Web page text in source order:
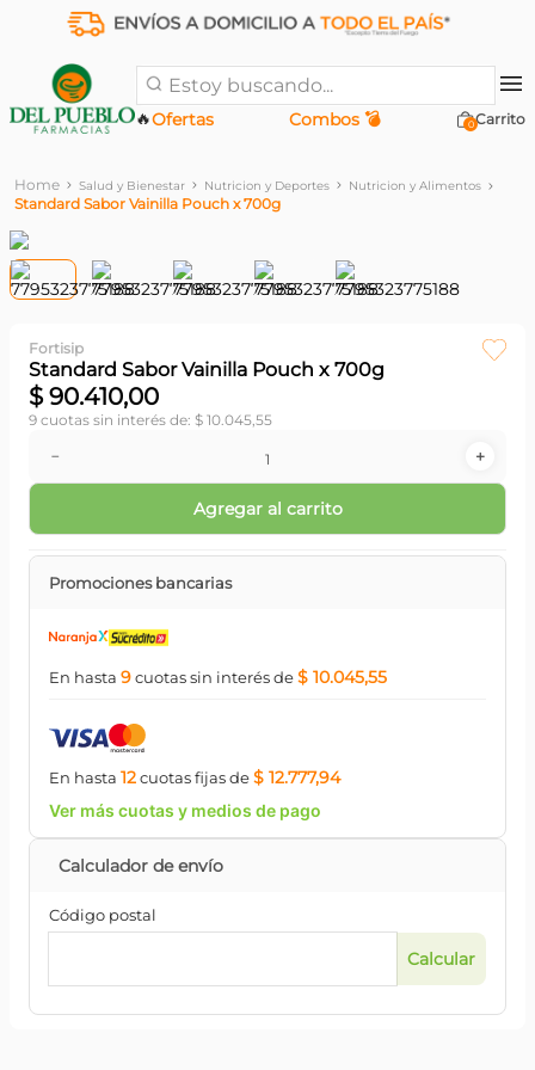
Estoy buscando...
Ofertas
🔥 Combos 💣 0
Salud y Bienestar Nutricion y Deportes Nutricion y Alimentos
Standard Sabor Vainilla Pouch x 700g
Fortisip
Standard Sabor Vainilla Pouch x 700g
$ 90.410,00
9 cuotas sin interés de: $ 10.045,55
＋
－
Agregar al carrito
Promociones bancarias
En hasta 9cuotassin interésde$ 10.045,55
En hasta 12cuotasfijasde$ 12.777,94
Ver más cuotas y medios de pago
Código postal